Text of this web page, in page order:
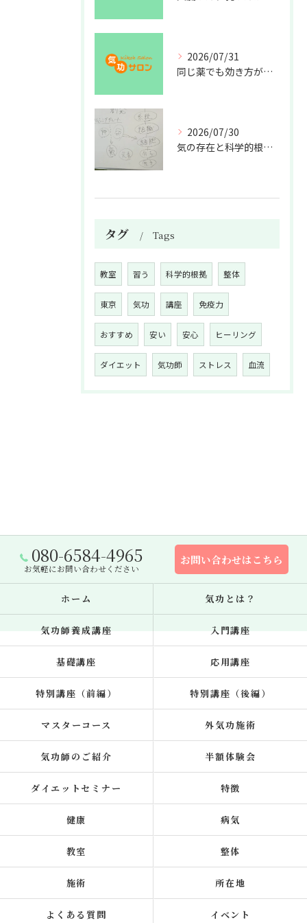
2026/07/31
同じ薬でも効き方が違う？
2026/07/30
気の存在と科学的根拠の授業
タグ Tags
教室 習う 科学的根拠 整体
東京 気功 講座 免疫力
おすすめ 安い 安心 ヒーリング
ダイエット 気功師 ストレス 血流
080-6584-4965
お気軽にお問い合わせください
お問い合わせはこちら
ホーム 気功とは？
気功師養成講座 入門講座
基礎講座 応用講座
特別講座（前編） 特別講座（後編）
マスターコース 外気功施術
気功師のご紹介 半額体験会
ダイエットセミナー 特徴
健康 病気
教室 整体
施術 所在地
よくある質問 イベント